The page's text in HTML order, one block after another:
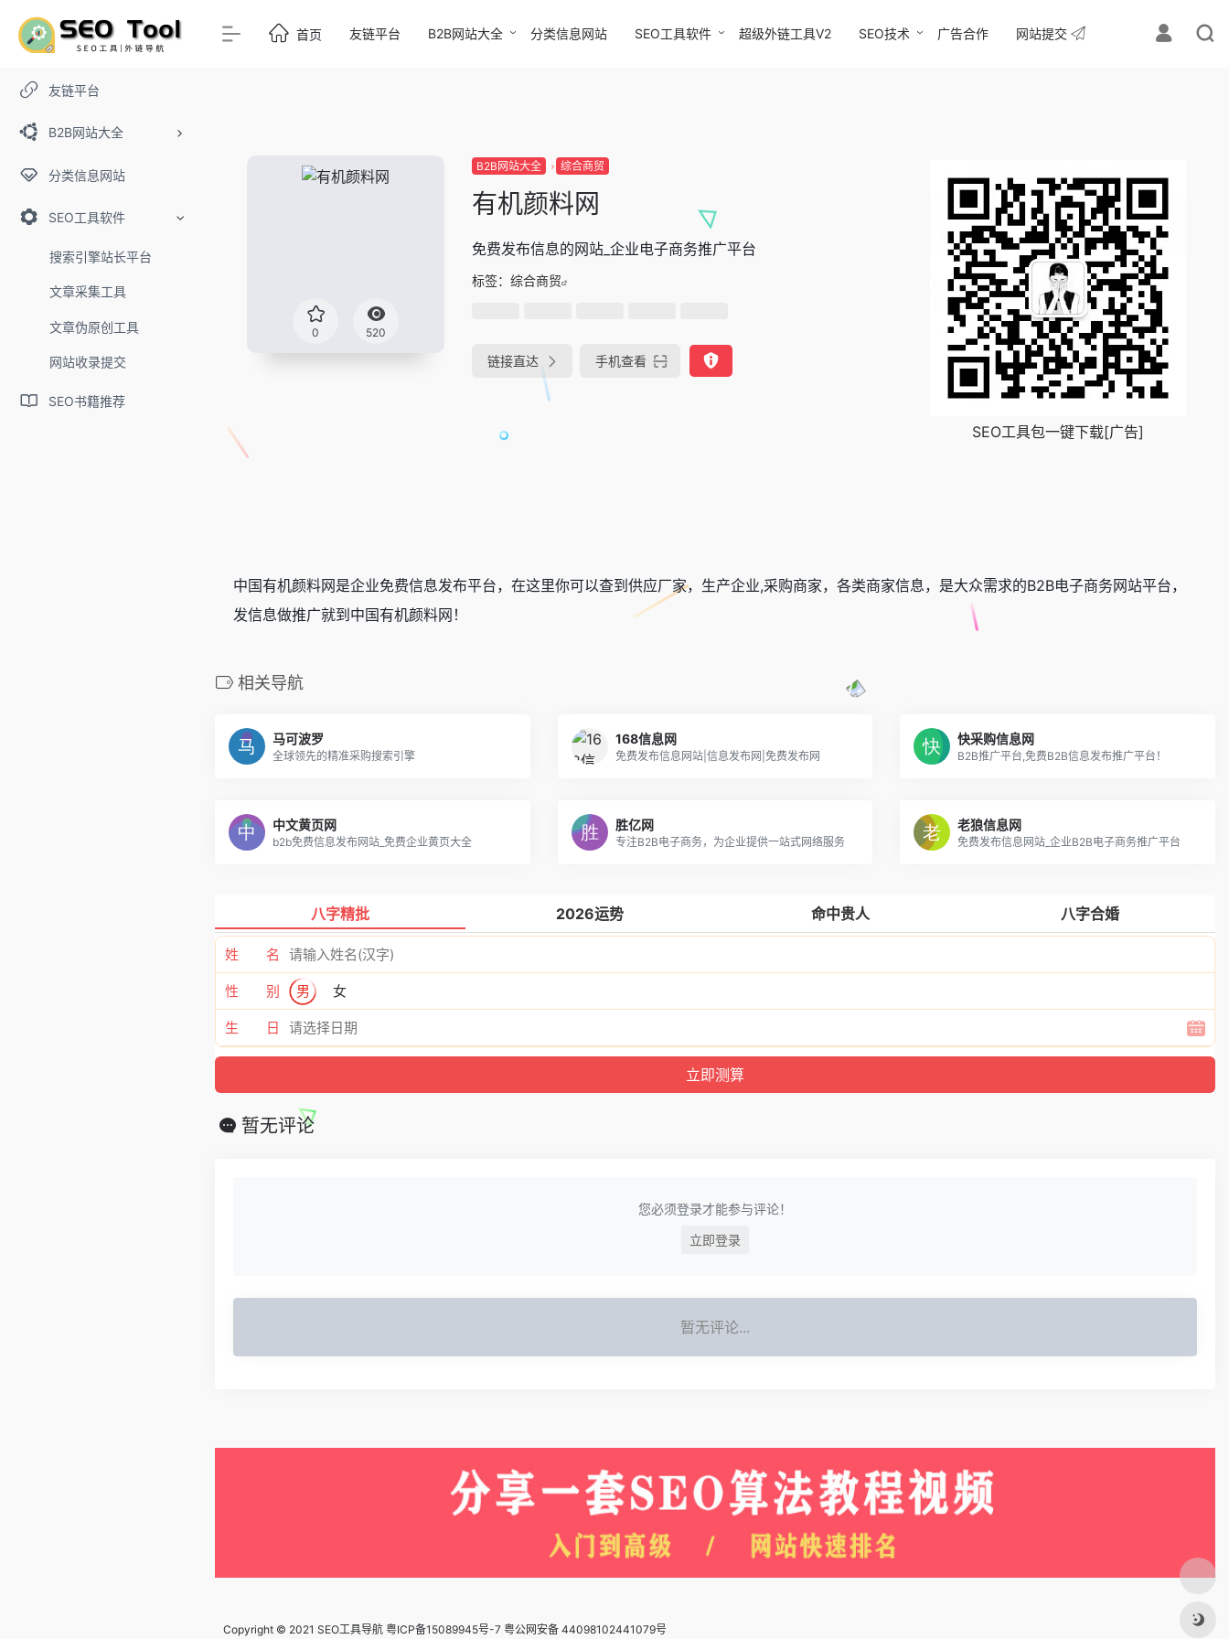
友链平台
B2B网站大全
分类信息网站
SEO工具软件
搜索引擎站长平台
文章采集工具
文章伪原创工具
网站收录提交
SEO书籍推荐
首页 友链平台 B2B网站大全 分类信息网站 SEO工具软件 超级外链工具V2 SEO技术 广告合作 网站提交
0 520
B2B网站大全 综合商贸
有机颜料网
免费发布信息的网站_企业电子商务推广平台
标签： 综合商贸
链接直达 手机查看
SEO工具包一键下载[广告]
中国有机颜料网是企业免费信息发布平台，在这里你可以查到供应厂家，生产企业,采购商家，各类商家信息，是大众需求的B2B电子商务网站平台，
发信息做推广就到中国有机颜料网！
相关导航
马可波罗
全球领先的精准采购搜索引擎
168信息网
免费发布信息网站|信息发布网|免费发布网
快采购信息网
B2B推广平台,免费B2B信息发布推广平台！
中文黄页网
b2b免费信息发布网站_免费企业黄页大全
胜亿网
专注B2B电子商务，为企业提供一站式网络服务
老狼信息网
免费发布信息网站_企业B2B电子商务推广平台
八字精批 2026运势 命中贵人 八字合婚
姓 名
性 别 男 女
生 日
暂无评论
您必须登录才能参与评论！
立即登录
暂无评论...
Copyright © 2021 SEO工具导航 粤ICP备15089945号-7 粤公网安备 44098102441079号